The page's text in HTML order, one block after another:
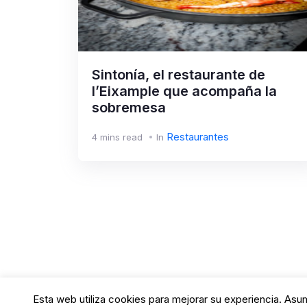
Sintonía, el restaurante de
l’Eixample que acompaña la
sobremesa
4 mins read In Restaurantes
Esta web utiliza cookies para mejorar su experiencia.